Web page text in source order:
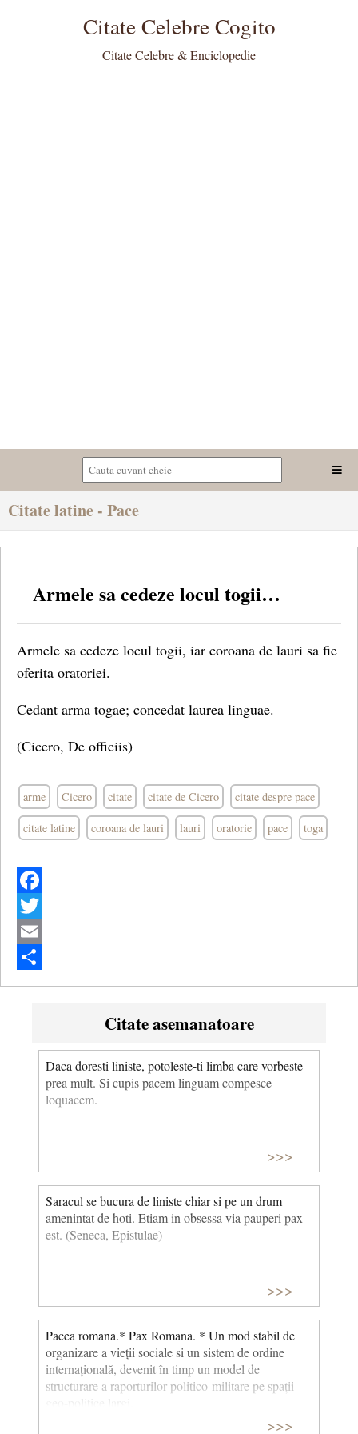
Citate Celebre Cogito
Citate Celebre & Enciclopedie
Citate latine - Pace
Armele sa cedeze locul togii…
Armele sa cedeze locul togii, iar coroana de lauri sa fie
oferita oratoriei.
Cedant arma togae; concedat laurea lin­guae.
(Cicero, De officiis)
arme Cicero citate citate de Cicero citate despre pace
citate latine coroana de lauri lauri oratorie pace toga
Facebook
Twitter
Email
Share
Citate asemanatoare
Daca doresti liniste, potoleste-ti limba care vorbeste
prea mult. Si cupis pacem linguam compesce
loquacem.
>>>
Saracul se bucura de liniste chiar si pe un drum
amenintat de hoti. Etiam in obsessa via pauperi pax
est. (Seneca, Epistulae)
>>>
Pacea romana.* Pax Romana. * Un mod stabil de
organizare a vieții sociale si un sistem de ordine
internațională, devenit în timp un model de
structurare a raporturilor politico-militare pe spații
>>>